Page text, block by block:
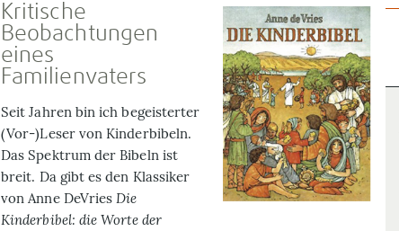
Kritische
Beobachtungen
eines
Familienvaters
Seit Jahren bin ich begeisterter
(Vor-)Leser von Kinderbibeln.
Das Spektrum der Bibeln ist
breit. Da gibt es den Klassiker
von Anne DeVriesDie
Kinderbibel: die Worte der